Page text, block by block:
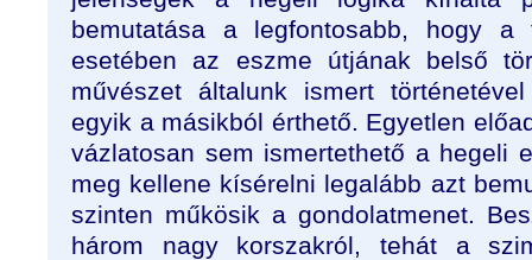
bemutatása a legfontosabb, hogy
esetében az eszme útjának belső
művészet általunk ismert
egyik a másikból érthető. Egyetlen
vázlatosan sem ismertethető a hegeli
meg kellene kísérelni legalább azt
szinten műkösik a gondolatmenet.
három nagy korszakról, tehát a